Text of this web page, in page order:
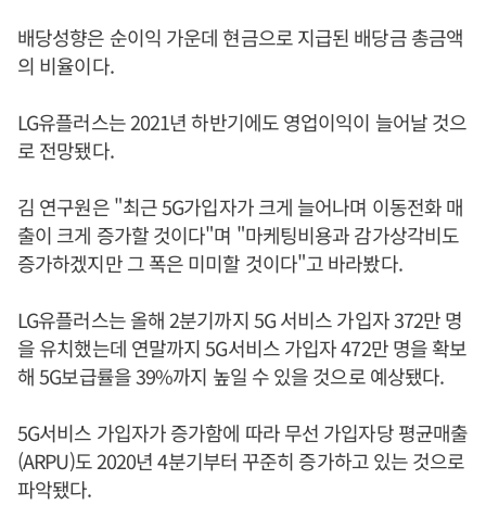
배당성향은 순이익 가운데 현금으로 지급된 배당금 총금액
의 비율이다.
LG유플러스는 2021년 하반기에도 영업이익이 늘어날 것으
로 전망됐다.
김 연구원은 "최근 5G가입자가 크게 늘어나며 이동전화 매
출이 크게 증가할 것이다"며 "마케팅비용과 감가상각비도
증가하겠지만 그 폭은 미미할 것이다"고 바라봤다.
LG유플러스는 올해 2분기까지 5G 서비스 가입자 372만 명
을 유치했는데 연말까지 5G서비스 가입자 472만 명을 확보
해 5G보급률을 39%까지 높일 수 있을 것으로 예상됐다.
5G서비스 가입자가 증가함에 따라 무선 가입자당 평균매출
(ARPU)도 2020년 4분기부터 꾸준히 증가하고 있는 것으로
파악됐다.